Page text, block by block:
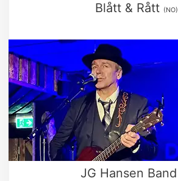
Blått & Rått (NO)
JG Hansen Band